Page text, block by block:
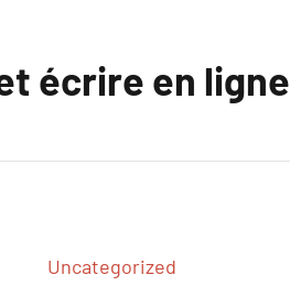
écrire en ligne
Uncategorized